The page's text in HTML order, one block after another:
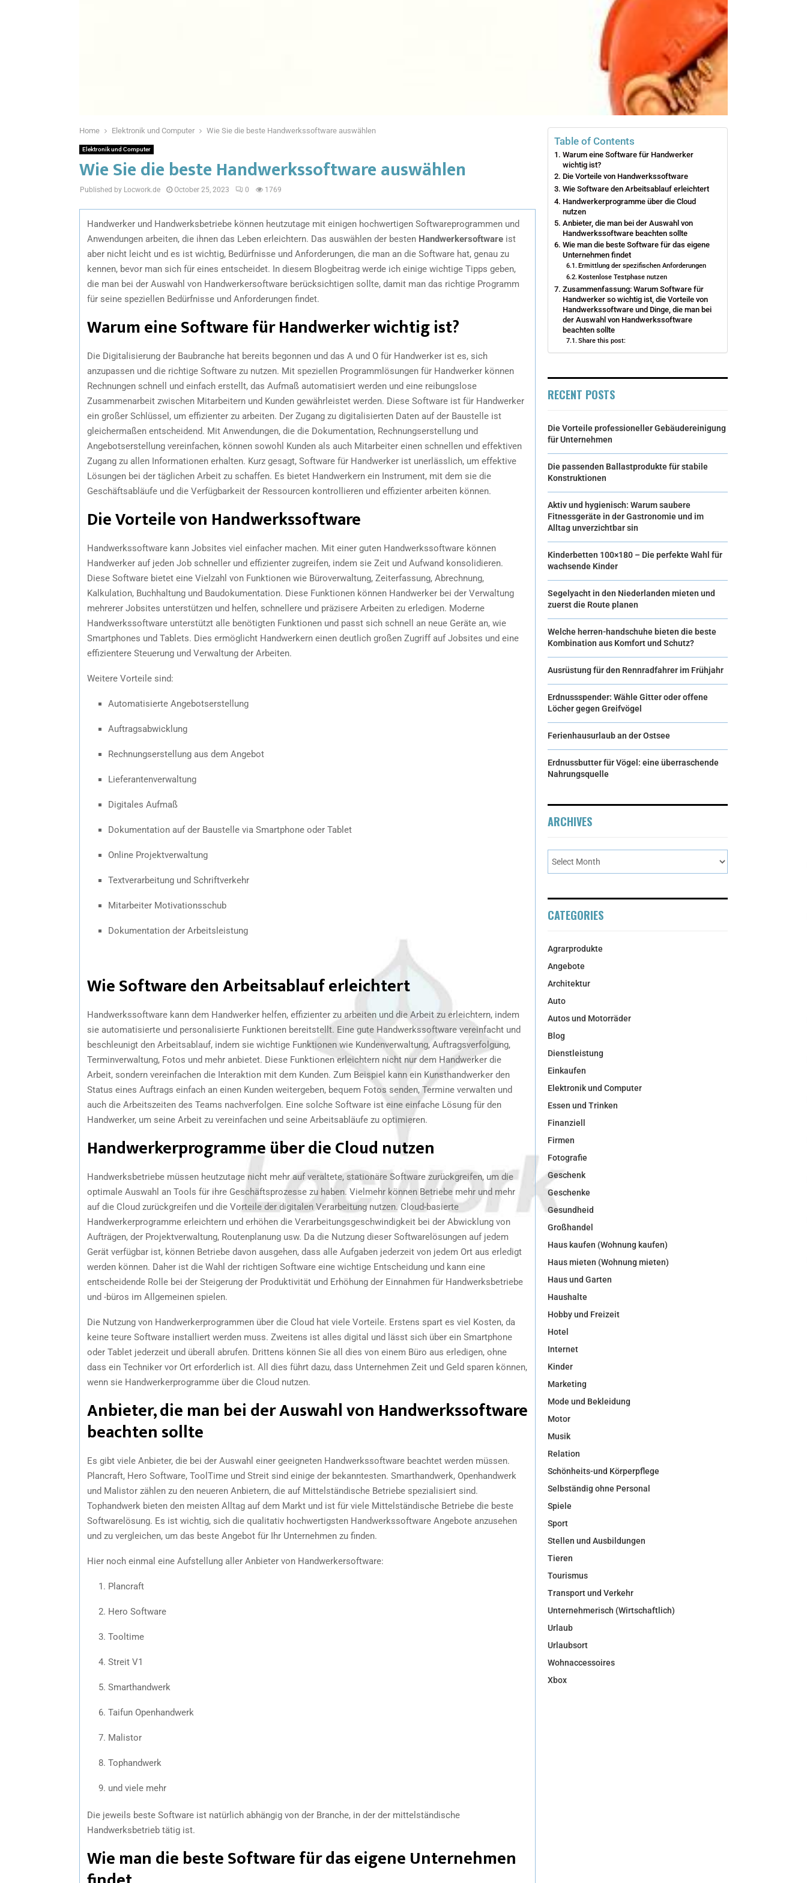
Home Elektronik und Computer Wie Sie die beste Handwerkssoftware auswählen
Elektronik und Computer
Wie Sie die beste Handwerkssoftware auswählen
Published by Locwork.de October 25, 2023 0 1769
Handwerker und Handwerksbetriebe können heutzutage mit einigen hochwertigen Softwareprogrammen und
Anwendungen arbeiten, die ihnen das Leben erleichtern. Das auswählen der besten Handwerkersoftware ist
aber nicht leicht und es ist wichtig, Bedürfnisse und Anforderungen, die man an die Software hat, genau zu
kennen, bevor man sich für eines entscheidet. In diesem Blogbeitrag werde ich einige wichtige Tipps geben,
die man bei der Auswahl von Handwerkersoftware berücksichtigen sollte, damit man das richtige Programm
für seine speziellen Bedürfnisse und Anforderungen findet.
Warum eine Software für Handwerker wichtig ist?
Die Digitalisierung der Baubranche hat bereits begonnen und das A und O für Handwerker ist es, sich
anzupassen und die richtige Software zu nutzen. Mit speziellen Programmlösungen für Handwerker können
Rechnungen schnell und einfach erstellt, das Aufmaß automatisiert werden und eine reibungslose
Zusammenarbeit zwischen Mitarbeitern und Kunden gewährleistet werden. Diese Software ist für Handwerker
ein großer Schlüssel, um effizienter zu arbeiten. Der Zugang zu digitalisierten Daten auf der Baustelle ist
gleichermaßen entscheidend. Mit Anwendungen, die die Dokumentation, Rechnungserstellung und
Angebotserstellung vereinfachen, können sowohl Kunden als auch Mitarbeiter einen schnellen und effektiven
Zugang zu allen Informationen erhalten. Kurz gesagt, Software für Handwerker ist unerlässlich, um effektive
Lösungen bei der täglichen Arbeit zu schaffen. Es bietet Handwerkern ein Instrument, mit dem sie die
Geschäftsabläufe und die Verfügbarkeit der Ressourcen kontrollieren und effizienter arbeiten können.
Die Vorteile von Handwerkssoftware
Handwerkssoftware kann Jobsites viel einfacher machen. Mit einer guten Handwerkssoftware können
Handwerker auf jeden Job schneller und effizienter zugreifen, indem sie Zeit und Aufwand konsolidieren.
Diese Software bietet eine Vielzahl von Funktionen wie Büroverwaltung, Zeiterfassung, Abrechnung,
Kalkulation, Buchhaltung und Baudokumentation. Diese Funktionen können Handwerker bei der Verwaltung
mehrerer Jobsites unterstützen und helfen, schnellere und präzisere Arbeiten zu erledigen. Moderne
Handwerkssoftware unterstützt alle benötigten Funktionen und passt sich schnell an neue Geräte an, wie
Smartphones und Tablets. Dies ermöglicht Handwerkern einen deutlich großen Zugriff auf Jobsites und eine
effizientere Steuerung und Verwaltung der Arbeiten.
Weitere Vorteile sind:
Automatisierte Angebotserstellung
Auftragsabwicklung
Rechnungserstellung aus dem Angebot
Lieferantenverwaltung
Digitales Aufmaß
Dokumentation auf der Baustelle via Smartphone oder Tablet
Online Projektverwaltung
Textverarbeitung und Schriftverkehr
Mitarbeiter Motivationsschub
Dokumentation der Arbeitsleistung
Wie Software den Arbeitsablauf erleichtert
Handwerkssoftware kann dem Handwerker helfen, effizienter zu arbeiten und die Arbeit zu erleichtern, indem
sie automatisierte und personalisierte Funktionen bereitstellt. Eine gute Handwerkssoftware vereinfacht und
beschleunigt den Arbeitsablauf, indem sie wichtige Funktionen wie Kundenverwaltung, Auftragsverfolgung,
Terminverwaltung, Fotos und mehr anbietet. Diese Funktionen erleichtern nicht nur dem Handwerker die
Arbeit, sondern vereinfachen die Interaktion mit dem Kunden. Zum Beispiel kann ein Kunsthandwerker den
Status eines Auftrags einfach an einen Kunden weitergeben, bequem Fotos senden, Termine verwalten und
auch die Arbeitszeiten des Teams nachverfolgen. Eine solche Software ist eine einfache Lösung für den
Handwerker, um seine Arbeit zu vereinfachen und seine Arbeitsabläufe zu optimieren.
Handwerkerprogramme über die Cloud nutzen
Handwerksbetriebe müssen heutzutage nicht mehr auf veraltete, stationäre Software zurückgreifen, um die
optimale Auswahl an Tools für ihre Geschäftsprozesse zu haben. Vielmehr können Betriebe mehr und mehr
auf die Cloud zurückgreifen und die Vorteile der digitalen Verarbeitung nutzen. Cloud-basierte
Handwerkerprogramme erleichtern und erhöhen die Verarbeitungsgeschwindigkeit bei der Abwicklung von
Aufträgen, der Projektverwaltung, Routenplanung usw. Da die Nutzung dieser Softwarelösungen auf jedem
Gerät verfügbar ist, können Betriebe davon ausgehen, dass alle Aufgaben jederzeit von jedem Ort aus erledigt
werden können. Daher ist die Wahl der richtigen Software eine wichtige Entscheidung und kann eine
entscheidende Rolle bei der Steigerung der Produktivität und Erhöhung der Einnahmen für Handwerksbetriebe
und -büros im Allgemeinen spielen.
Die Nutzung von Handwerkerprogrammen über die Cloud hat viele Vorteile. Erstens spart es viel Kosten, da
keine teure Software installiert werden muss. Zweitens ist alles digital und lässt sich über ein Smartphone
oder Tablet jederzeit und überall abrufen. Drittens können Sie all dies von einem Büro aus erledigen, ohne
dass ein Techniker vor Ort erforderlich ist. All dies führt dazu, dass Unternehmen Zeit und Geld sparen können,
wenn sie Handwerkerprogramme über die Cloud nutzen.
Anbieter, die man bei der Auswahl von Handwerkssoftware
beachten sollte
Es gibt viele Anbieter, die bei der Auswahl einer geeigneten Handwerkssoftware beachtet werden müssen.
Plancraft, Hero Software, ToolTime und Streit sind einige der bekanntesten. Smarthandwerk, Openhandwerk
und Malistor zählen zu den neueren Anbietern, die auf Mittelständische Betriebe spezialisiert sind.
Tophandwerk bieten den meisten Alltag auf dem Markt und ist für viele Mittelständische Betriebe die beste
Softwarelösung. Es ist wichtig, sich die qualitativ hochwertigsten Handwerkssoftware Angebote anzusehen
und zu vergleichen, um das beste Angebot für Ihr Unternehmen zu finden.
Hier noch einmal eine Aufstellung aller Anbieter von Handwerkersoftware:
Plancraft
Hero Software
Tooltime
Streit V1
Smarthandwerk
Taifun Openhandwerk
Malistor
Tophandwerk
und viele mehr
Die jeweils beste Software ist natürlich abhängig von der Branche, in der der mittelständische
Handwerksbetrieb tätig ist.
Wie man die beste Software für das eigene Unternehmen
Table of Contents
Warum eine Software für Handwerker
wichtig ist?
Die Vorteile von Handwerkssoftware
Wie Software den Arbeitsablauf erleichtert
Handwerkerprogramme über die Cloud
nutzen
Anbieter, die man bei der Auswahl von
Handwerkssoftware beachten sollte
Wie man die beste Software für das eigene
Unternehmen findet
Ermittlung der spezifischen Anforderungen
Kostenlose Testphase nutzen
Zusammenfassung: Warum Software für
Handwerker so wichtig ist, die Vorteile von
Handwerkssoftware und Dinge, die man bei
der Auswahl von Handwerkssoftware
beachten sollte
Share this post:
RECENT POSTS
Die Vorteile professioneller Gebäudereinigung
für Unternehmen
Die passenden Ballastprodukte für stabile
Konstruktionen
Aktiv und hygienisch: Warum saubere
Fitnessgeräte in der Gastronomie und im
Alltag unverzichtbar sin
Kinderbetten 100×180 – Die perfekte Wahl für
wachsende Kinder
Segelyacht in den Niederlanden mieten und
zuerst die Route planen
Welche herren-handschuhe bieten die beste
Kombination aus Komfort und Schutz?
Ausrüstung für den Rennradfahrer im Frühjahr
Erdnussspender: Wähle Gitter oder offene
Löcher gegen Greifvögel
Ferienhausurlaub an der Ostsee
Erdnussbutter für Vögel: eine überraschende
Nahrungsquelle
ARCHIVES
CATEGORIES
Agrarprodukte
Angebote
Architektur
Auto
Autos und Motorräder
Blog
Dienstleistung
Einkaufen
Elektronik und Computer
Essen und Trinken
Finanziell
Firmen
Fotografie
Geschenk
Geschenke
Gesundheid
Großhandel
Haus kaufen (Wohnung kaufen)
Haus mieten (Wohnung mieten)
Haus und Garten
Haushalte
Hobby und Freizeit
Hotel
Internet
Kinder
Marketing
Mode und Bekleidung
Motor
Musik
Relation
Schönheits-und Körperpflege
Selbständig ohne Personal
Spiele
Sport
Stellen und Ausbildungen
Tieren
Tourismus
Transport und Verkehr
Unternehmerisch (Wirtschaftlich)
Urlaub
Urlaubsort
Wohnaccessoires
Xbox